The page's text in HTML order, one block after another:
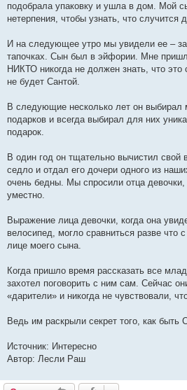
подобрала упаковку и ушла в дом. Мой
нетерпения, чтобы узнать, что случится
И на следующее утро мы увидели ее –
тапочках. Сын был в эйфории. Мне
НИКТО никогда не должен знать, что
не будет Сантой.
В следующие несколько лет он
подарков и всегда выбирал для них
подарок.
В один год он тщательно вычистил свой
седло и отдал его дочери одного из
очень бедны. Мы спросили отца девочки,
уместно.
Выражение лица девочки, когда она
велосипед, могло сравниться разве что
лице моего сына.
Когда пришло время рассказать все
захотел поговорить с ним сам. Сейчас
«дарители» и никогда не чувствовали,
Ведь им раскрыли секрет того, как быть
Источник: Интересно
Автор: Лесли Раш